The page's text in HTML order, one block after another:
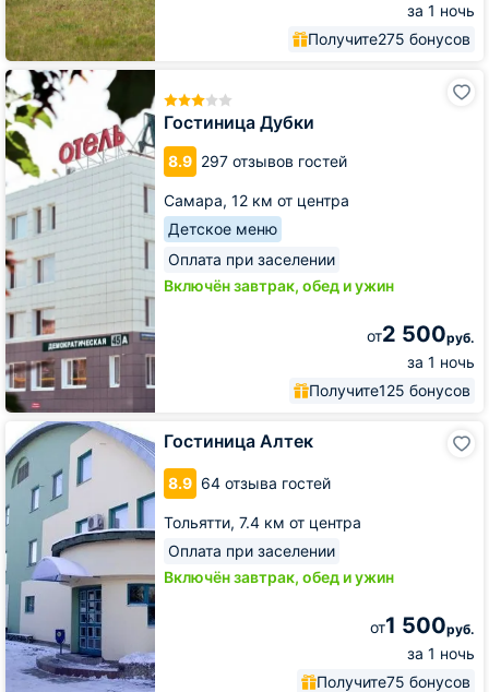
за 1 ночь
Получите275 бонусов
Гостиница Дубки
8.9 297 отзывов гостей
Самара, 12 км от центра
Детское меню
Оплата при заселении
Включён завтрак, обед и ужин
от2 500руб.
за 1 ночь
Получите125 бонусов
Гостиница
Дубки
Гостиница Алтек
8.9 64 отзыва гостей
Тольятти, 7.4 км от центра
Оплата при заселении
Включён завтрак, обед и ужин
от1 500руб.
за 1 ночь
Получите75 бонусов
Гостиница
Алтек